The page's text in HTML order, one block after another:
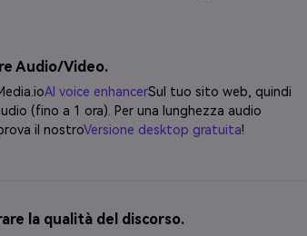
Audio/Video.
AI voice enhancerSul tuo sito web, quindi
(fino a 1 ora). Per una lunghezza audio
il nostroVersione desktop gratuita!
la qualità del discorso.